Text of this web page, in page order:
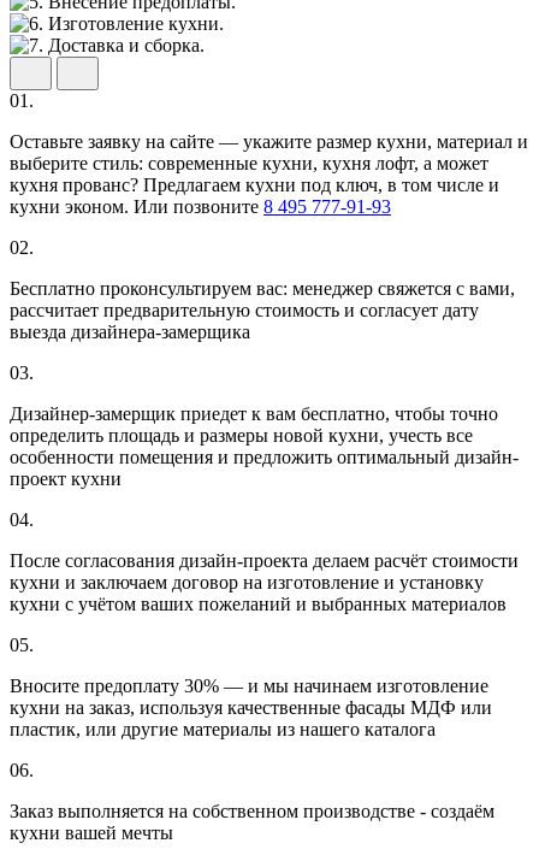
01.
Оставьте заявку на сайте — укажите размер кухни, материал и
выберите стиль: современные кухни, кухня лофт, а может
кухня прованс? Предлагаем кухни под ключ, в том числе и
кухни эконом. Или позвоните 8 495 777-91-93
02.
Бесплатно проконсультируем вас: менеджер свяжется с вами,
рассчитает предварительную стоимость и согласует дату
выезда дизайнера-замерщика
03.
Дизайнер-замерщик приедет к вам бесплатно, чтобы точно
определить площадь и размеры новой кухни, учесть все
особенности помещения и предложить оптимальный дизайн-
проект кухни
04.
После согласования дизайн-проекта делаем расчёт стоимости
кухни и заключаем договор на изготовление и установку
кухни с учётом ваших пожеланий и выбранных материалов
05.
Вносите предоплату 30% — и мы начинаем изготовление
кухни на заказ, используя качественные фасады МДФ или
пластик, или другие материалы из нашего каталога
06.
Заказ выполняется на собственном производстве - создаём
кухни вашей мечты